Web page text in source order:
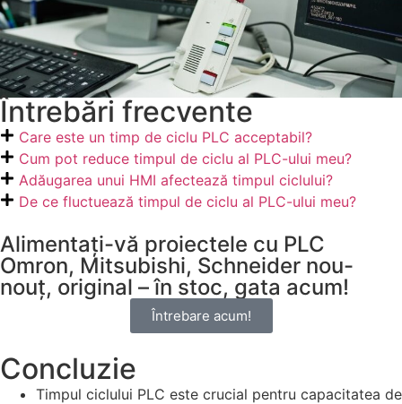
Întrebări frecvente
Care este un timp de ciclu PLC acceptabil?
Cum pot reduce timpul de ciclu al PLC-ului meu?
Adăugarea unui HMI afectează timpul ciclului?
De ce fluctuează timpul de ciclu al PLC-ului meu?
Alimentați-vă proiectele cu PLC
Omron, Mitsubishi, Schneider nou-
nouț, original – în stoc, gata acum!
Întrebare acum!
Concluzie
Timpul ciclului PLC este crucial pentru capacitatea de